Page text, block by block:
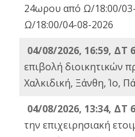
24ωρου από Ω/18:00/
Ω/18:00/04-08-2026
04/08/2026, 16:59, ΔΤ
επιβολή διοικητικών
Χαλκιδική, Ξάνθη, Ίο,
04/08/2026, 13:34, ΔΤ
την επιχειρησιακή